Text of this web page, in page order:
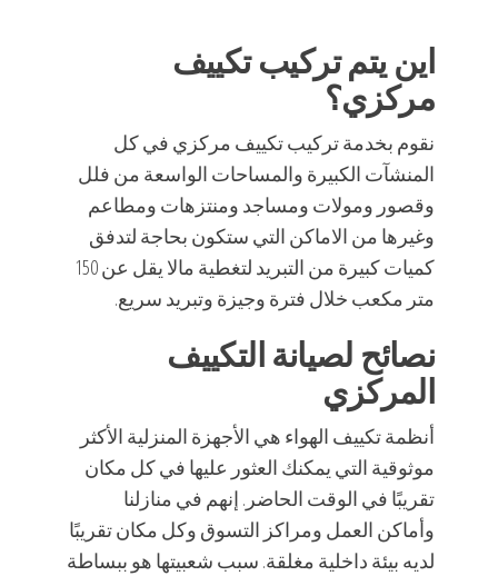
اين يتم تركيب تكييف
مركزي؟
نقوم بخدمة تركيب تكييف مركزي في كل
المنشآت الكبيرة والمساحات الواسعة من فلل
وقصور ومولات ومساجد ومنتزهات ومطاعم
وغيرها من الاماكن التي ستكون بحاجة لتدفق
كميات كبيرة من التبريد لتغطية مالا يقل عن 150
متر مكعب خلال فترة وجيزة وتبريد سريع.
نصائح لصيانة التكييف
المركزي
أنظمة تكييف الهواء هي الأجهزة المنزلية الأكثر
موثوقية التي يمكنك العثور عليها في كل مكان
تقريبًا في الوقت الحاضر. إنهم في منازلنا
وأماكن العمل ومراكز التسوق وكل مكان تقريبًا
لديه بيئة داخلية مغلقة. سبب شعبيتها هو ببساطة